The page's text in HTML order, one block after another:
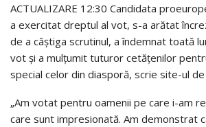
ACTUALIZARE 12:30 Candidata
a exercitat dreptul al vot, s-a arătat
de a câștiga scrutinul, a îndemnat toată
vot și a mulțumit tuturor cetățenilor
special celor din diasporă, scrie site-ul
„Am votat pentru oamenii pe care i-am
care sunt impresionată. Am demonstrat